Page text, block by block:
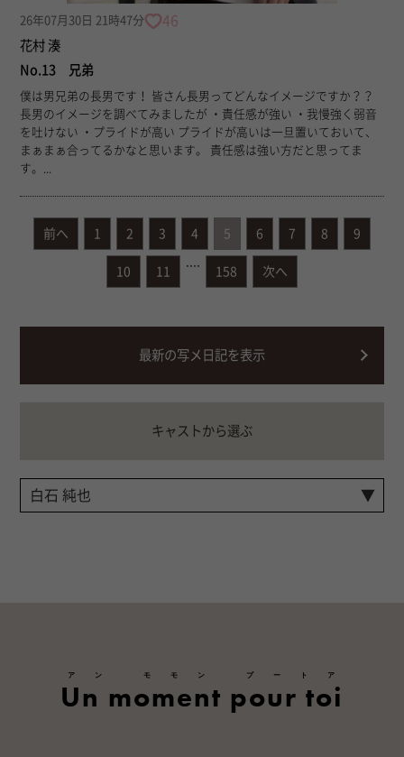
26年07月30日 21時47分 46
花村 湊
No.13 兄弟
僕は男兄弟の長男です！ 皆さん長男ってどんなイメージですか？？
長男のイメージを調べてみましたが ・責任感が強い ・我慢強く弱音
を吐けない ・プライドが高い プライドが高いは一旦置いておいて、
まぁまぁ合ってるかなと思います。 責任感は強い方だと思ってま
す。...
前へ 1 2 3 4 5 6 7 8 9
10 11 158 次へ
最新の写メ日記を表示
キャストから選ぶ
Un moment pour toi
アン モモン プートア